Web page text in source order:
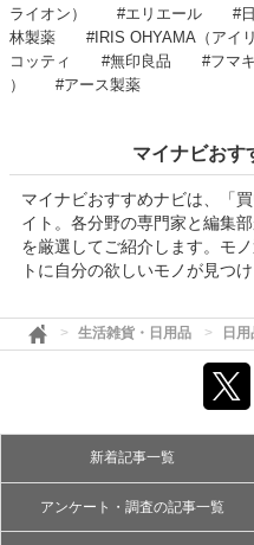
ライオン）
#エリエール #
林製薬
#IRIS OHYAMA（アイ
コッティ
#無印良品 #フマ
）
#アース製薬
マイナビおす
マイナビおすすめナビは、「
イト。各分野の専門家と編集
を厳選してご紹介します。モ
トに自分の欲しいモノが見つけ
生活雑貨・日用品 日
新着記事一覧
アンケート・調査の記事一覧